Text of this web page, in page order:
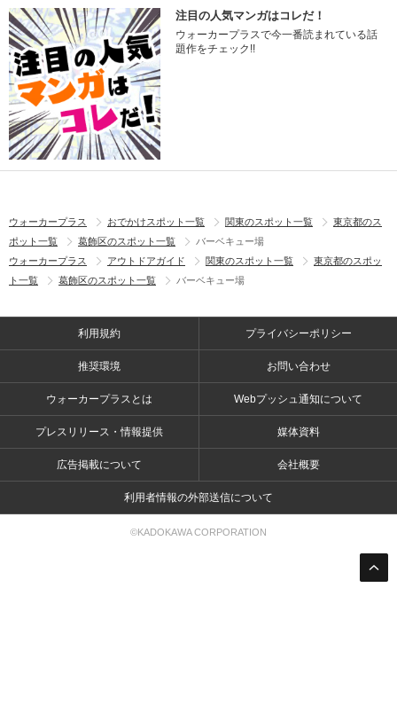
注目の人気マンガはコレだ！
ウォーカープラスで今一番読まれている話
題作をチェック!!
ウォーカープラス おでかけスポット一覧 関東のスポット一覧
東京都のス
ポット一覧
葛飾区のスポット一覧
バーベキュー場
ウォーカープラス
アウトドアガイド 関東のスポット一覧
東京都のスポッ
ト一覧
葛飾区のスポット一覧 バーベキュー場
利用規約 プライバシーポリシー
推奨環境 お問い合わせ
ウォーカープラスとは Webプッシュ通知について
プレスリリース・情報提供 媒体資料
広告掲載について 会社概要
利用者情報の外部送信について
©KADOKAWA CORPORATION